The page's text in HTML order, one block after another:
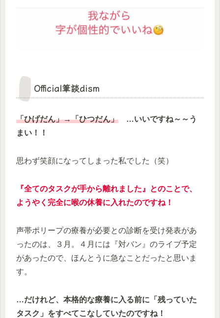
Official筆談dism
「ひげだん」→「ひつだん」 …いいですね～～う
まい！！
思わず笑顔になってしまった私でした（笑）
『全てのタスクが手から離れました』とのことで、
ようやく完全に喉の休養に入れたのですね！
声帯ポリープの療養が必要との診断を受け発表があ
ったのは、３月。４月には『対バン』のライブ予定
があったので、ほんとうに急なことだったと思いま
す。
…だけれど、本格的な療養に入る前に「残っていた
タスク」をすべてこなしていたのですね！